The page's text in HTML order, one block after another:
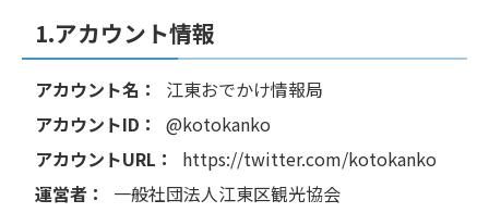
1.アカウント情報
アカウント名：
江東おでかけ情報局
アカウントID：
@kotokanko
アカウントURL：
https://twitter.com/kotokanko
運営者：
一般社団法人江東区観光協会